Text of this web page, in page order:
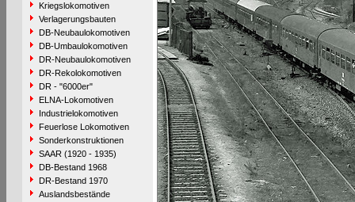
Kriegslokomotiven
Verlagerungsbauten
DB-Neubaulokomotiven
DB-Umbaulokomotiven
DR-Neubaulokomotiven
DR-Rekolokomotiven
DR - "6000er"
ELNA-Lokomotiven
Industrielokomotiven
Feuerlose Lokomotiven
Sonderkonstruktionen
SAAR (1920 - 1935)
DB-Bestand 1968
DR-Bestand 1970
Auslandsbestände